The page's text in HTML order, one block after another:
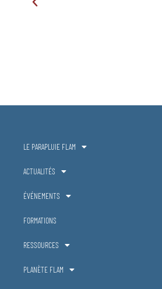
LE PARAPLUIE FLAM
ACTUALITÉS
ÉVÉNEMENTS
FORMATIONS
RESSOURCES
PLANÈTE FLAM